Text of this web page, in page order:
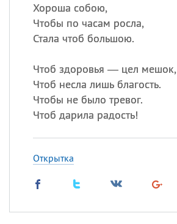
Хороша собою,
Чтобы по часам росла,
Стала чтоб большою.
Чтоб здоровья — цел мешок,
Чтоб несла лишь благость.
Чтобы не было тревог.
Чтоб дарила радость!
Открытка